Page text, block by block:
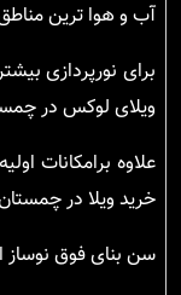
آب و هوا ترین
برای نورپردازی
ویلای لوکس در
علاوه برامکانات
خرید ویلا در
سن بنای فوق